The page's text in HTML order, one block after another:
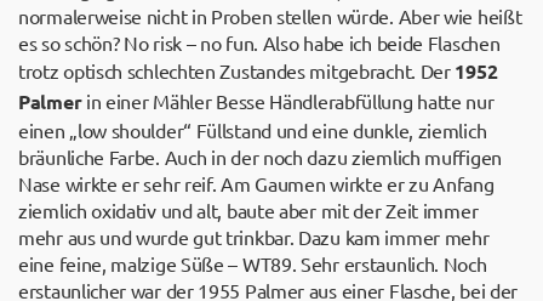
normalerweise nicht in Proben stellen würde. Aber wie heißt
es so schön? No risk – no fun. Also habe ich beide Flaschen
trotz optisch schlechten Zustandes mitgebracht. Der 1952
Palmerin einer Mähler Besse Händlerabfüllung hatte nur
einen „low shoulder“ Füllstand und eine dunkle, ziemlich
bräunliche Farbe. Auch in der noch dazu ziemlich muffigen
Nase wirkte er sehr reif. Am Gaumen wirkte er zu Anfang
ziemlich oxidativ und alt, baute aber mit der Zeit immer
mehr aus und wurde gut trinkbar. Dazu kam immer mehr
eine feine, malzige Süße – WT89. Sehr erstaunlich. Noch
erstaunlicher war der 1955 Palmer aus einer Flasche, bei der